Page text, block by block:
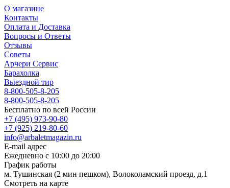
О магазине
Контакты
Оплата и Доставка
Вопросы и Ответы
Отзывы
Советы
Арчери Сервис
Барахолка
Выездной тир
8-800-505-8-205
8-800-505-8-205
Бесплатно по всей России
+7 (495) 973-90-80
+7 (925) 219-80-60
info@arbaletmagazin.ru
E-mail адрес
Ежедневно с 10:00 до 20:00
График работы
м. Тушинская (2 мин пешком), Волоколамский проезд, д.1
Смотреть на карте